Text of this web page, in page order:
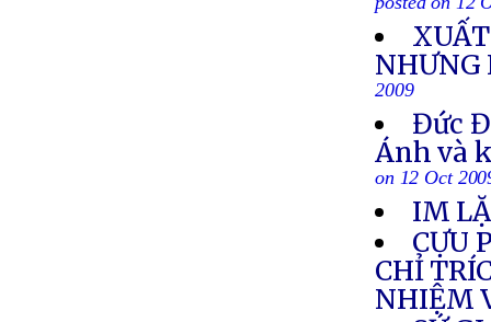
posted on 12
NHƯNG
2009
Đức
Ánh và
on 12 Oct
IM
CỰU
CHỈ
NHIỆM